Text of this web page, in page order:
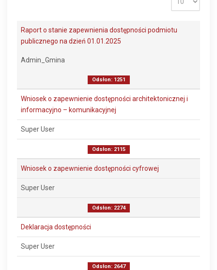
Raport o stanie zapewnienia dostępności podmiotu
publicznego na dzień 01.01.2025
Admin_Gmina
Odsłon: 1251
Wniosek o zapewnienie dostępności architektonicznej i
informacyjno – komunikacyjnej
Super User
Odsłon: 2115
Wniosek o zapewnienie dostępności cyfrowej
Super User
Odsłon: 2274
Deklaracja dostępności
Super User
Odsłon: 2647